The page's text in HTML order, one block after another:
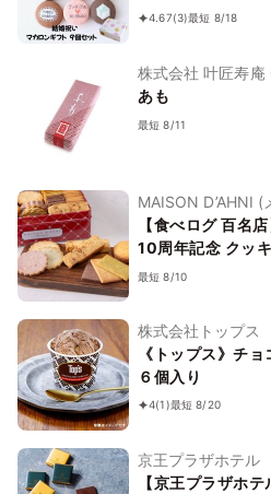
4.67(3)最短 8/18
株式会社 叶匠寿
あも
最短 8/11
【食べログ 百名
10周年記念
最短 8/10
株式会社トップス
《トップス》チ
６個入り
4(1)最短 8/20
京王プラザホテル
【京王プラザホ